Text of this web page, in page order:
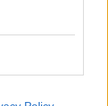
Ξάνθη: